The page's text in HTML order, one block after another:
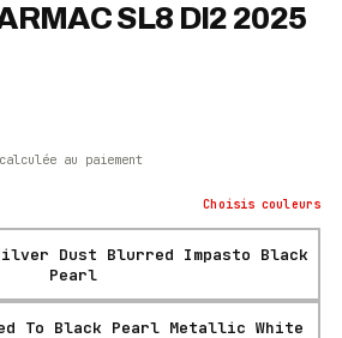
SL8 DI2 2025
au paiement
Choisis couleurs
Dust Blurred Impasto Black
Pearl
To Black Pearl Metallic White